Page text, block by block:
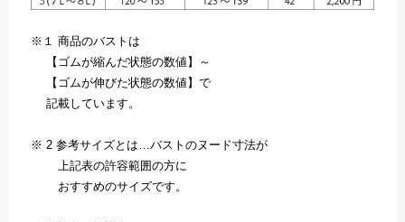
※１ 商品のバストは
【ゴムが縮んだ状態の数値】～
【ゴムが伸びた状態の数値】で
記載しています。
※ 2 参考サイズとは…バストのヌード寸法が
上記表の許容範囲の方に
おすすめのサイズです。